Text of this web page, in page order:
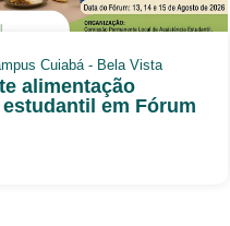
Cuiabá - Bela Vista
alimentação
em Fórum